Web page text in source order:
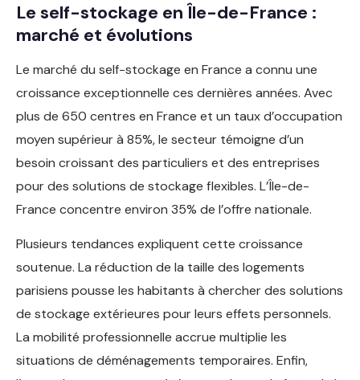
Le self-stockage en Île-de-France :
marché et évolutions
Le marché du self-stockage en France a connu une
croissance exceptionnelle ces dernières années. Avec
plus de 650 centres en France et un taux d’occupation
moyen supérieur à 85%, le secteur témoigne d’un
besoin croissant des particuliers et des entreprises
pour des solutions de stockage flexibles. L’Île-de-
France concentre environ 35% de l’offre nationale.
Plusieurs tendances expliquent cette croissance
soutenue. La réduction de la taille des logements
parisiens pousse les habitants à chercher des solutions
de stockage extérieures pour leurs effets personnels.
La mobilité professionnelle accrue multiplie les
situations de déménagements temporaires. Enfin,